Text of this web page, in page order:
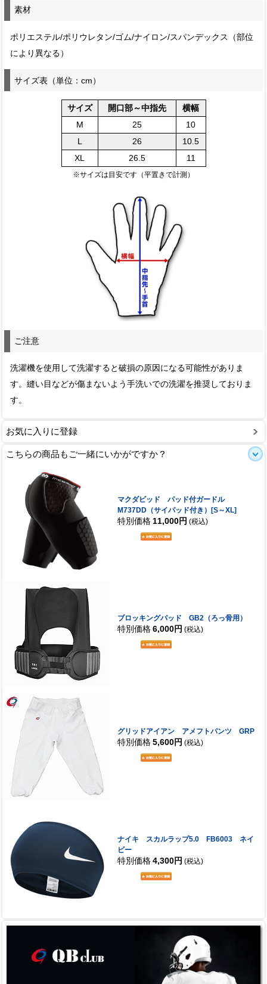
素材
ポリエステル/ポリウレタン/ゴム/ナイロン/スパンデックス（部位
により異なる）
サイズ表（単位：cm）
サイズ 開口部～中指先
横幅
M
25
10
L
26
10.5
XL
26.5 11
※サイズは目安です（平置きで計測）
ご注意
洗濯機を使用して洗濯すると破損の原因になる可能性がありま
す。縫い目などが傷まないよう手洗いでの洗濯を推奨しておりま
す。
お気に入りに登録
こちらの商品もご一緒にいかがですか？
マクダビッド パッド付ガードル
M737DD（サイパッド付き）[S～XL]
特別価格 11,000円 (税込)
ブロッキングパッド GB2（ろっ骨用）
特別価格 6,000円 (税込)
グリッドアイアン アメフトパンツ GRP
特別価格 5,600円 (税込)
ナイキ スカルラップ5.0 FB6003 ネイ
ビー
特別価格 4,300円 (税込)